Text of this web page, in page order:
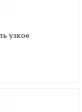
узкое